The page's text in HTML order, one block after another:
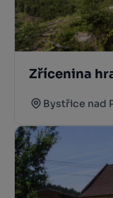
Zřícenina
Bystřice nad